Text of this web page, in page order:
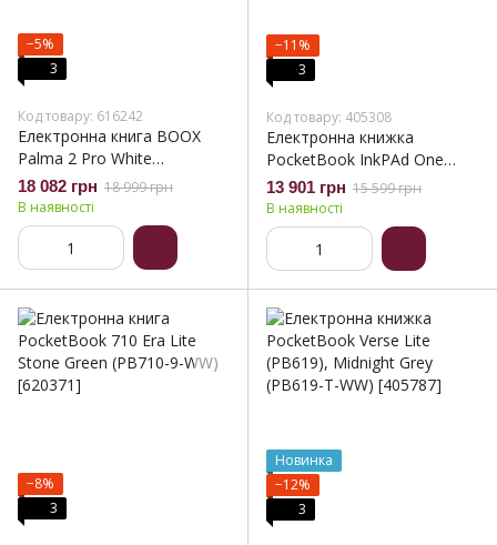
−5%
3
Код товару: 616242
Електронна книга BOOX
Palma 2 Pro White
(BOOX_Palma2_Pro_White)
18 082 грн 18 999 грн
В наявності
−11%
3
Код товару: 405308
Електронна книжка
PocketBook InkPAd One
(PB1030), Black (PB1030-8-
WW)
13 901 грн 15 599 грн
В наявності
−8%
3
Новинка
−12%
3